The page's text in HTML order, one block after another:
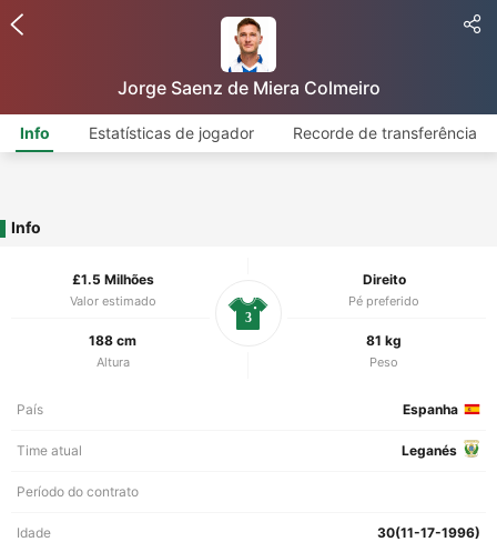
Jorge Saenz de Miera Colmeiro
Info Estatísticas de jogador Recorde de transferência
Info
£1.5 Milhões
Valor estimado
Direito
Pé preferido
188 cm
Altura
81 kg
Peso
3
País Espanha
Time atual Leganés
Período do contrato
Idade 30(11-17-1996)